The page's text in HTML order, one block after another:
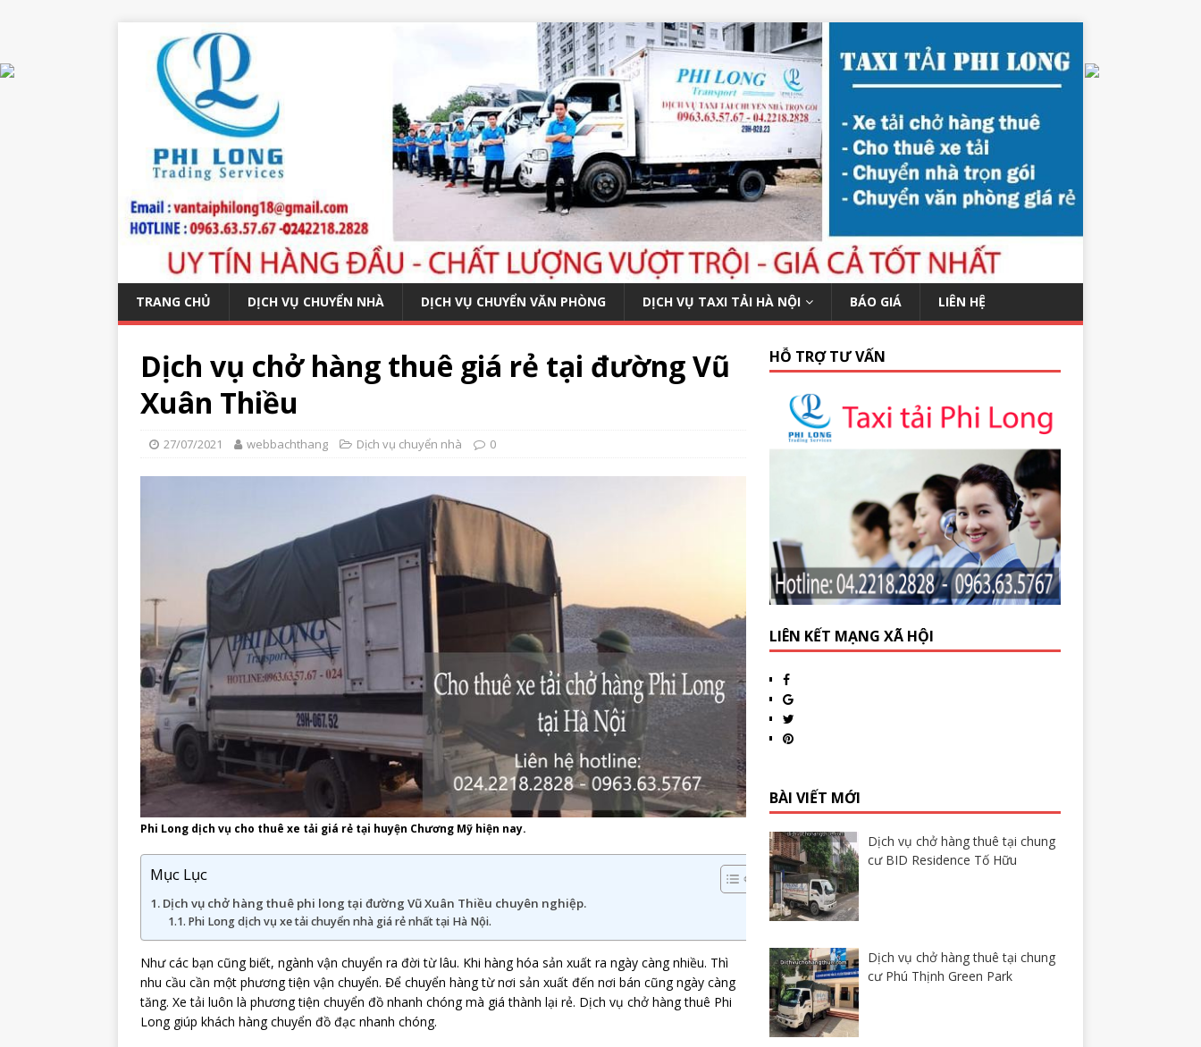
TRANG CHỦ DỊCH VỤ CHUYỂN NHÀ DỊCH VỤ CHUYỂN VĂN PHÒNG DỊCH VỤ TAXI TẢI HÀ NỘI BÁO GIÁ LIÊN HỆ
Dịch vụ chở hàng thuê giá rẻ tại đường Vũ
Xuân Thiều
27/07/2021 webbachthang Dịch vụ chuyển nhà 0
Phi Long dịch vụ cho thuê xe tải giá rẻ tại huyện Chương Mỹ hiện nay.
Mục Lục
Dịch vụ chở hàng thuê phi long tại đường Vũ Xuân Thiều chuyên nghiệp.
Phi Long dịch vụ xe tải chuyển nhà giá rẻ nhất tại Hà Nội.
Như các bạn cũng biết, ngành vận chuyển ra đời từ lâu. Khi hàng hóa sản xuất ra ngày càng nhiều. Thì
nhu cầu cần một phương tiện vận chuyển. Để chuyển hàng từ nơi sản xuất đến nơi bán cũng ngày càng
tăng. Xe tải luôn là phương tiện chuyển đồ nhanh chóng mà giá thành lại rẻ. Dịch vụ chở hàng thuê Phi
Long giúp khách hàng chuyển đồ đạc nhanh chóng.
HỖ TRỢ TƯ VẤN
LIÊN KẾT MẠNG XÃ HỘI
BÀI VIẾT MỚI
Dịch vụ chở hàng thuê tại chung
cư BID Residence Tố Hữu
Dịch vụ chở hàng thuê tại chung
cư Phú Thịnh Green Park